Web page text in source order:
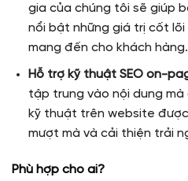
gia của chúng tôi sẽ giúp
nổi bật những giá trị cốt
mang đến cho khách hàng.
Hỗ trợ kỹ thuật SEO on-
tập trung vào nội dung
kỹ thuật trên website
mượt mà và cải thiện trải
Phù hợp cho ai?